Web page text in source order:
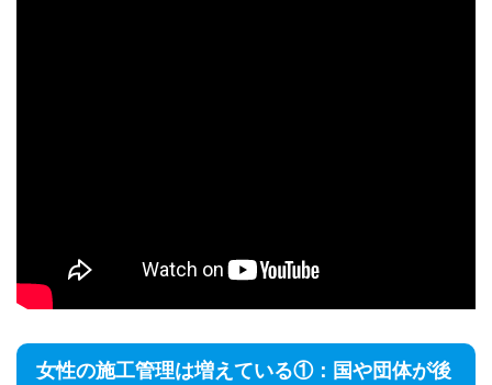
女性の施工管理は増えている①：国や団体が後